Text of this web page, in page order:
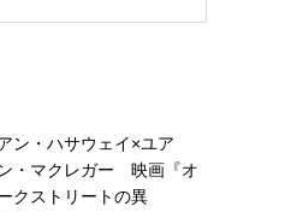
ン・ハサウェイ×ユア
ン・マクレガー 映画『オ
クストリートの異